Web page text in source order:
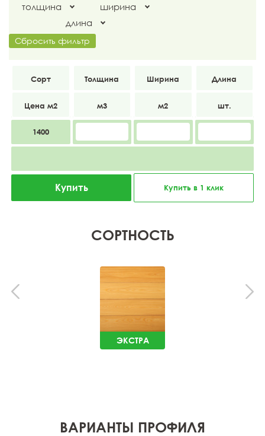
толщина
ширина
длина
Сбросить фильтр
АВ 14 90 4000
1400
Купить Купить в 1 клик
СОРТНОСТЬ
ЭКСТРА
ВАРИАНТЫ ПРОФИЛЯ